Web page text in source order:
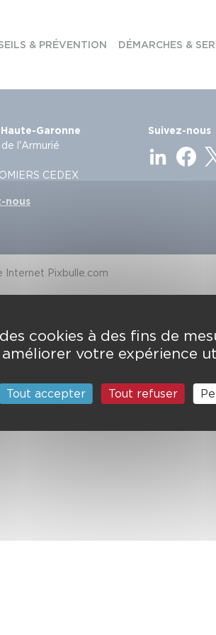
& PRÉVENTION DÉMARCHES &
Haute-Garonne
l'Armurié
CEDEX
nous
Suivez-nous
Internet Pixbulle.com
cookies à des fins de
améliorer votre expérience
Tout accepter Tout refuser